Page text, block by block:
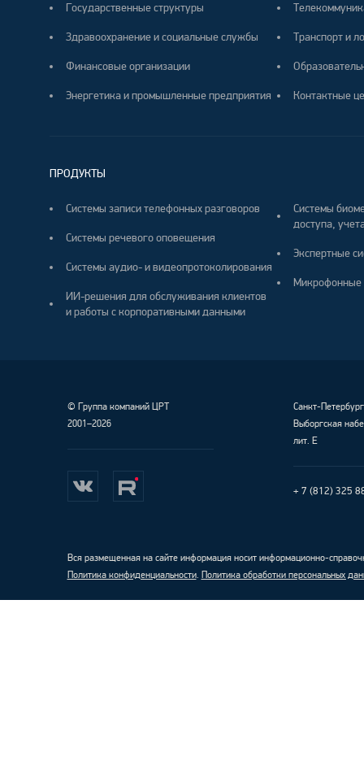
Государственные структуры
Здравоохранение и социальные службы
Финансовые организации
Энергетика и промышленные предприятия
Транспорт и
Контактные
ПРОДУКТЫ
Системы записи телефонных разговоров
Системы речевого оповещения
Системы аудио- и видеопротоколирования
ИИ-решения для обслуживания клиентов
и работы с корпоративными данными
Системы
доступа,
Экспертные
Микрофонные
© Группа компаний ЦРТ
2001–2026
Санкт-Петербург
Выборгская
лит. Е
+ 7 (812) 325
Вся размещенная на сайте информация носит информационно-
Политика конфиденциальности. Политика обработки персональных